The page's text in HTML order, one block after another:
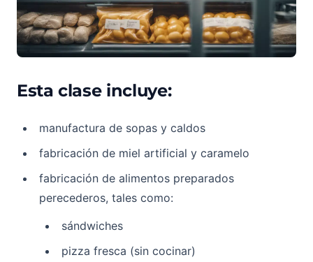
Esta clase incluye:
manufactura de sopas y caldos
fabricación de miel artificial y caramelo
fabricación de alimentos preparados
perecederos, tales como:
sándwiches
pizza fresca (sin cocinar)